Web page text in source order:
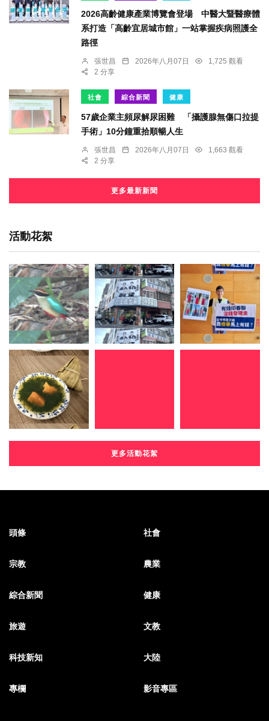
2026高齡健康產業博覽會登場 中醫大暨醫療體
系打造「高齡宜居城市館」一站掌握疾病照護全
路徑
張世昌 2026年八月07日
1,725 觀看
2 分享
社會 綜合新聞 健康
57歲企業主頻尿解尿困難 「攝護腺無傷口拉提
手術」10分鐘重拾順暢人生
張世昌 2026年八月07日
1,663 觀看
2 分享
更多最新新聞
活動花絮
更多活動花絮
頭條 社會
宗教 農業
綜合新聞 健康
旅遊 文教
科技新知 大陸
專欄 影音專區